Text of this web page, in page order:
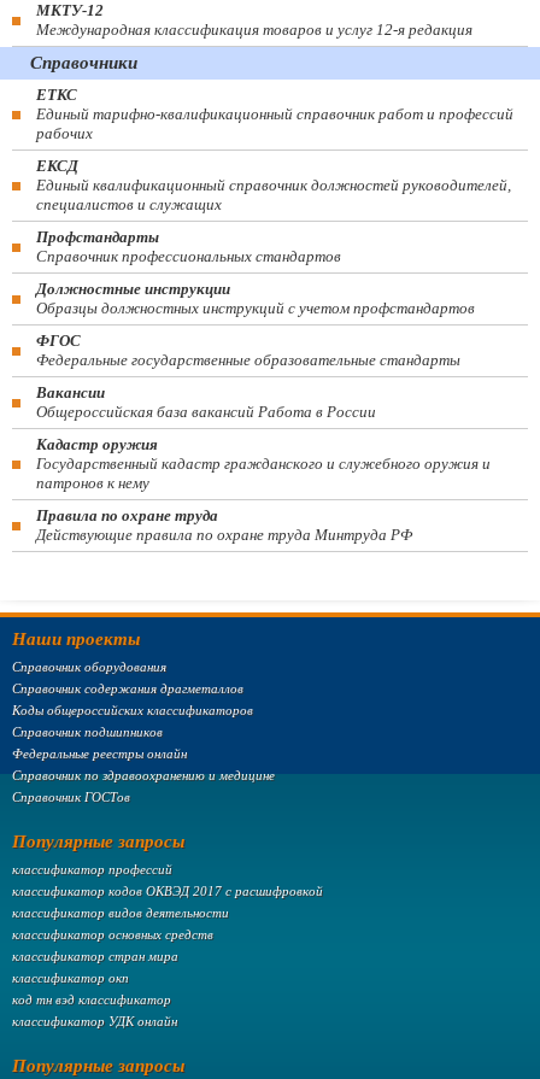
МКТУ-12
Международная классификация товаров и услуг 12-я редакция
Справочники
ЕТКС
Единый тарифно-квалификационный справочник работ и профессий
рабочих
ЕКСД
Единый квалификационный справочник должностей руководителей,
специалистов и служащих
Профстандарты
Справочник профессиональных стандартов
Должностные инструкции
Образцы должностных инструкций с учетом профстандартов
ФГОС
Федеральные государственные образовательные стандарты
Вакансии
Общероссийская база вакансий Работа в России
Кадастр оружия
Государственный кадастр гражданского и служебного оружия и
патронов к нему
Правила по охране труда
Действующие правила по охране труда Минтруда РФ
Наши проекты
Справочник оборудования
Справочник содержания драгметаллов
Коды общероссийских классификаторов
Справочник подшипников
Федеральные реестры онлайн
Справочник по здравоохранению и медицине
Справочник ГОСТов
Популярные запросы
классификатор профессий
классификатор кодов ОКВЭД 2017 с расшифровкой
классификатор видов деятельности
классификатор основных средств
классификатор стран мира
классификатор окп
код тн вэд классификатор
классификатор УДК онлайн
Популярные запросы